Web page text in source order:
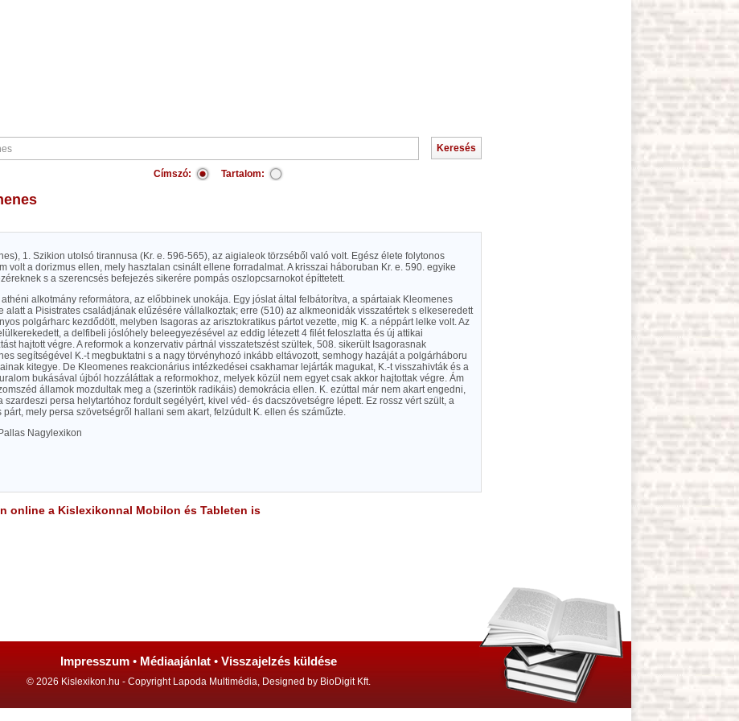
Címszó: Tartalom:
1. Szikion utolsó tirannusa (Kr. e. 596-565), az aigialeok törzséből való volt. Egész élete folytonos
volt a dorizmus ellen, mely hasztalan csinált ellene forradalmat. A krisszai háboruban Kr. e. 590. egyike
s a szerencsés befejezés sikerére pompás oszlopcsarnokot építtetett.
athéni alkotmány reformátora, az előbbinek unokája. Egy jóslat által felbátorítva, a spártaiak Kleomenes
alatt a Pisistrates családjának elűzésére vállalkoztak; erre (510) az alkmeonidák visszatértek s elkeseredett
polgárharc kezdődött, melyben Isagoras az arisztokratikus pártot vezette, mig K. a néppárt lelke volt. Az
a delfibeli jóslóhely beleegyezésével az eddig létezett 4 filét feloszlatta és új attikai
hajtott végre. A reformok a konzervativ pártnál visszatetszést szültek, 508. sikerült Isagorasnak
segítségével K.-t megbuktatni s a nagy törvényhozó inkább eltávozott, semhogy hazáját a polgárháboru
kitegye. De Kleomenes reakcionárius intézkedései csakhamar lejárták magukat, K.-t visszahivták és a
bukásával újból hozzáláttak a reformokhoz, melyek közül nem egyet csak akkor hajtottak végre. Ám
államok mozdultak meg a (szerintök radikáis) demokrácia ellen. K. ezúttal már nem akart engedni,
szardeszi persa helytartóhoz fordult segélyért, kivel véd- és dacszövetségre lépett. Ez rossz vért szült, a
párt, mely persa szövetségről hallani sem akart, felzúdult K. ellen és száműzte.
Nagylexikon
online a Kislexikonnal Mobilon és Tableten is
Impresszum • Médiaajánlat • Visszajelzés küldése
© 2026 Kislexikon.hu - Copyright Lapoda Multimédia, Designed by BioDigit Kft.